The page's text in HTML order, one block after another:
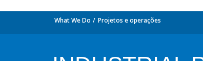
What We Do Projetos e operações